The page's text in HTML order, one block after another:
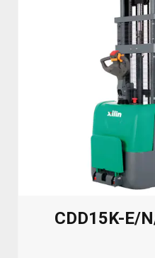
CDD15K-E/